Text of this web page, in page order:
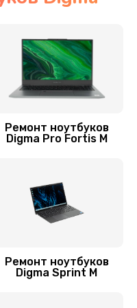
Ремонт ноутбуков
Digma Pro Fortis M
Ремонт ноутбуков
Digma Sprint M